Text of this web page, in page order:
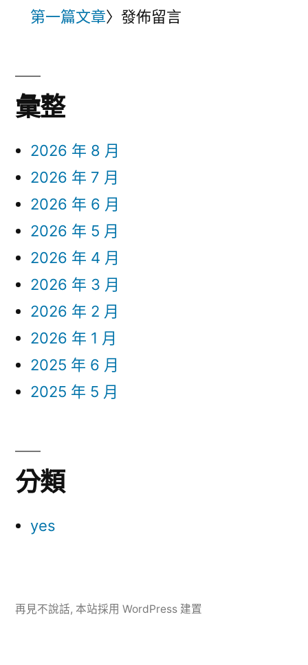
第一篇文章〉發佈留言
彙整
2026 年 8 月
2026 年 7 月
2026 年 6 月
2026 年 5 月
2026 年 4 月
2026 年 3 月
2026 年 2 月
2026 年 1 月
2025 年 6 月
2025 年 5 月
分類
yes
再見不說話, 本站採用 WordPress 建置